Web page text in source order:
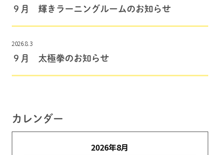
９月 輝きラーニングルームのお知らせ
2026.8.3
９月 太極拳のお知らせ
カレンダー
2026年8月